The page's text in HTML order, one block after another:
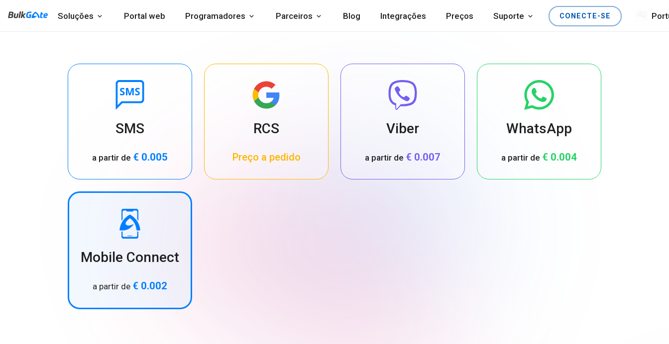
Soluções Portal web Programadores Parceiros Blog Integrações Preços Suporte CONECTE-SE
SMS
a partir de € 0.005
RCS
Preço a pedido
Viber
a partir de € 0.007
WhatsApp
a partir de € 0.004
Mobile Connect
a partir de € 0.002